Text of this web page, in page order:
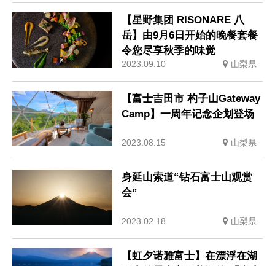
【星野集团 RISONARE 八
岳】由9月6日开始的晚餐套餐
令您尽享秋季的味觉
2023.09.10 山梨県
【富士吉田市 杓子山Gateway
Camp】一周年记念企划登场
2023.08.15 山梨県
身延山索道“钻石富士山观赏
会”
2023.02.18 山梨県
【虹夕诺雅富士】在漂浮在湖